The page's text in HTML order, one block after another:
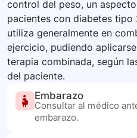
control del peso, un
pacientes con diabetes tipo
utiliza generalmente en
ejercicio, pudiendo
terapia combinada, según
del paciente.
Embarazo
Consultar al médico
embarazo.